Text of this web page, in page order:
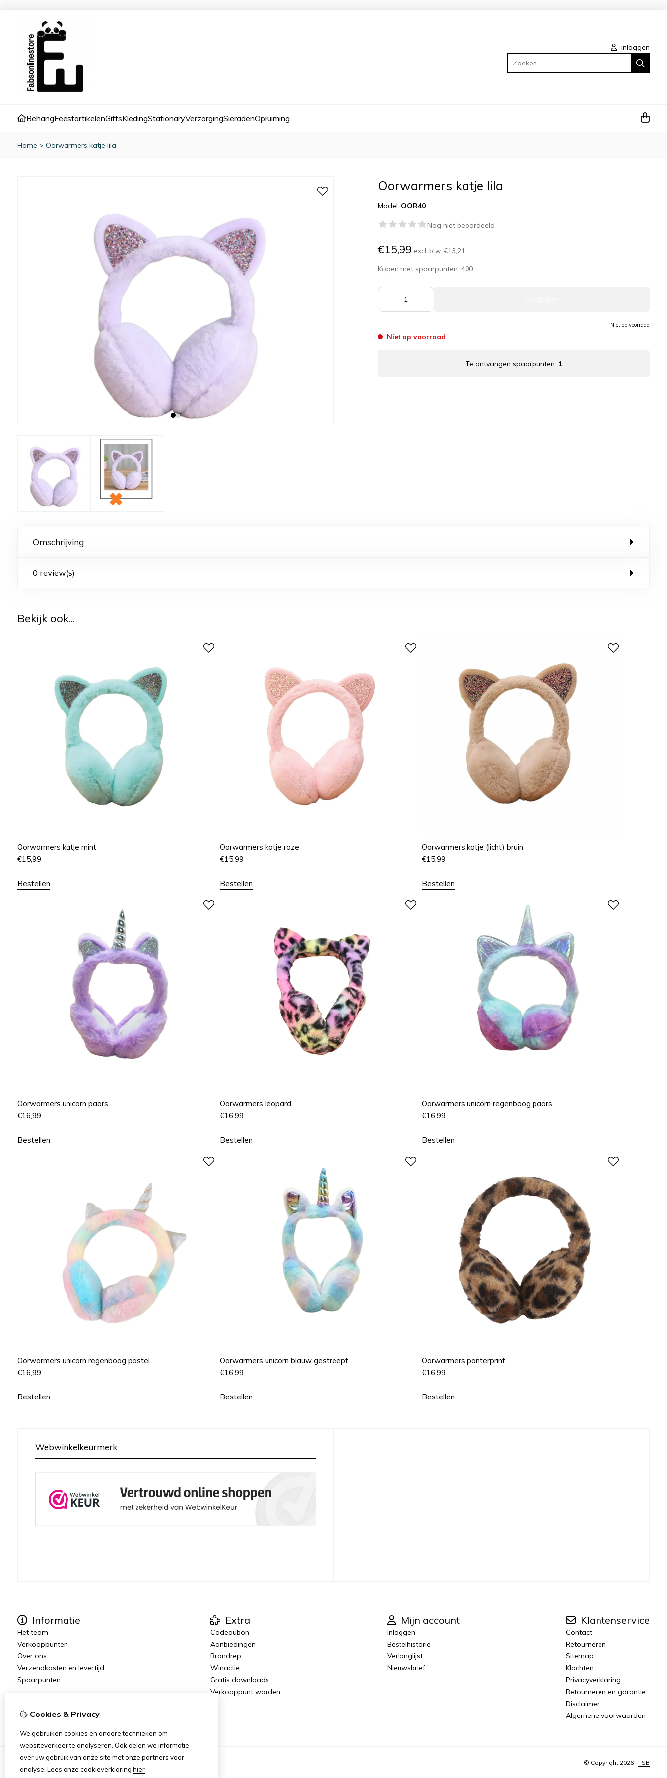
inloggen
Zoeken
BehangFeestartikelenGiftsKledingStationaryVerzorgingSieradenOpruiming
Home > Oorwarmers katje lila
Oorwarmers katje lila
Model: OOR40
Nog niet beoordeeld
€15,99 excl. btw:€13,21
Kopen met spaarpunten:400
Niet op voorraad
Niet op voorraad
Te ontvangen spaarpunten: 1
Omschrijving
0 review(s)
Bekijk ook...
Oorwarmers katje mint
€15,99
Bestellen
Oorwarmers katje roze
€15,99
Bestellen
Oorwarmers katje (licht) bruin
€15,99
Bestellen
Oorwarmers unicorn paars
€16,99
Bestellen
Oorwarmers leopard
€16,99
Bestellen
Oorwarmers unicorn regenboog paars
€16,99
Bestellen
Oorwarmers unicorn regenboog pastel
€16,99
Bestellen
Oorwarmers unicorn blauw gestreept
€16,99
Bestellen
Oorwarmers panterprint
€16,99
Bestellen
Webwinkelkeurmerk
Informatie
Het team
Verkooppunten
Over ons
Verzendkosten en levertijd
Spaarpunten
Extra
Cadeaubon
Aanbiedingen
Brandrep
Winactie
Gratis downloads
Verkooppunt worden
Mijn account
Inloggen
Bestelhistorie
Verlanglijst
Nieuwsbrief
Klantenservice
Contact
Retourneren
Sitemap
Klachten
Privacyverklaring
Retourneren en garantie
Disclaimer
Algemene voorwaarden
© Copyright 2026 | TSB
Cookies & Privacy
We gebruiken cookies en andere technieken om
websiteverkeer te analyseren. Ook delen we informatie
over uw gebruik van onze site met onze partners voor
analyse. Lees onze cookieverklaring hier